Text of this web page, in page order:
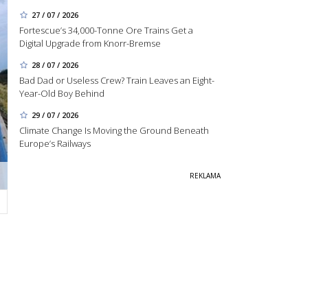
27 / 07 / 2026
Fortescue’s 34,000-Tonne Ore Trains Get a
Digital Upgrade from Knorr-Bremse
28 / 07 / 2026
Bad Dad or Useless Crew? Train Leaves an Eight-
Year-Old Boy Behind
29 / 07 / 2026
Climate Change Is Moving the Ground Beneath
Europe’s Railways